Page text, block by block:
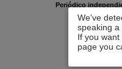
We've
speaking
If you
page you
Periódico